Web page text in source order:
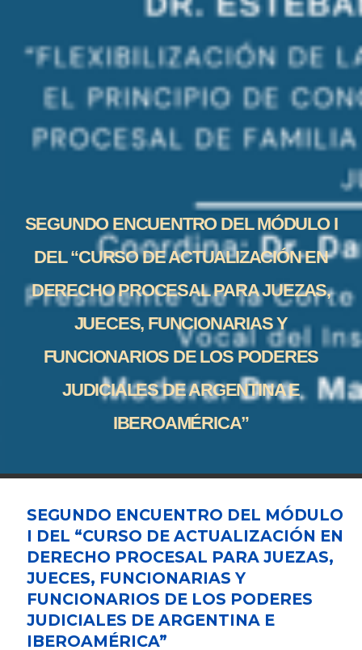
SEGUNDO ENCUENTRO DEL MÓDULO I
DEL “CURSO DE ACTUALIZACIÓN EN
DERECHO PROCESAL PARA JUEZAS,
JUECES, FUNCIONARIAS Y
FUNCIONARIOS DE LOS PODERES
JUDICIALES DE ARGENTINA E
IBEROAMÉRICA”
SEGUNDO ENCUENTRO DEL MÓDULO
I DEL “CURSO DE ACTUALIZACIÓN EN
DERECHO PROCESAL PARA JUEZAS,
JUECES, FUNCIONARIAS Y
FUNCIONARIOS DE LOS PODERES
JUDICIALES DE ARGENTINA E
IBEROAMÉRICA”